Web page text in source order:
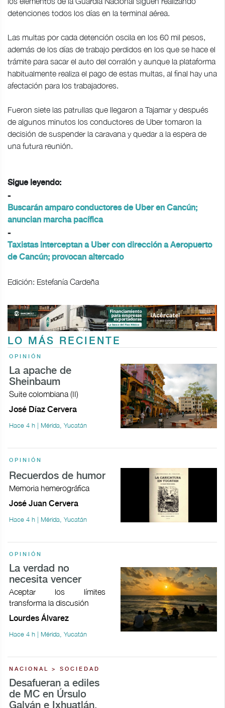
detenciones todos los días en la terminal aérea.
Las multas por cada detención oscila en los 60 mil pesos,
además de los días de trabajo perdidos en los que se hace el
trámite para sacar el auto del corralón y aunque la plataforma
habitualmente realiza el pago de estas multas, al final hay una
afectación para los trabajadores.
Fueron siete las patrullas que llegaron a Tajamar y después
de algunos minutos los conductores de Uber tomaron la
decisión de suspender la caravana y quedar a la espera de
una futura reunión.
Sigue leyendo:
-
Buscarán amparo conductores de Uber en Cancún;
anuncian marcha pacífica
-
Taxistas interceptan a Uber con dirección a Aeropuerto
de Cancún; provocan altercado
Edición: Estefanía Cardeña
LO MÁS RECIENTE
OPINIÓN
La apache de
Sheinbaum
Suite colombiana (II)
José Díaz Cervera
Hace 4 h | Mérida, Yucatán
OPINIÓN
Recuerdos de humor
Memoria hemerográfica
José Juan Cervera
Hace 4 h | Mérida, Yucatán
OPINIÓN
La verdad no
necesita vencer
Aceptar los límites
transforma la discusión
Lourdes Álvarez
Hace 4 h | Mérida, Yucatán
NACIONAL > SOCIEDAD
Desafueran a ediles
de MC en Úrsulo
Galván e Ixhuatlán,